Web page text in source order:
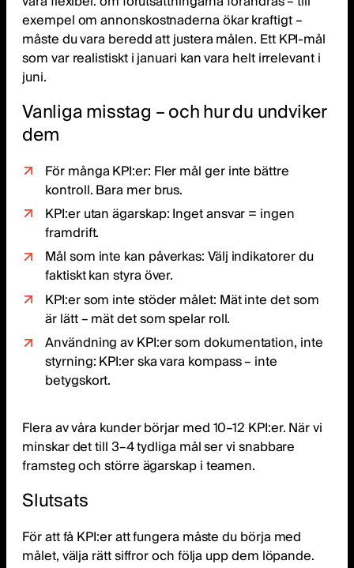
exempel om annonskostnaderna ökar kraftigt –
måste du vara beredd att justera målen. Ett KPI-mål
som var realistiskt i januari kan vara helt irrelevant i
juni.
Vanliga misstag – och hur du undviker
dem
För många KPI:er: Fler mål ger inte bättre
kontroll. Bara mer brus.
KPI:er utan ägarskap: Inget ansvar = ingen
framdrift.
Mål som inte kan påverkas: Välj indikatorer du
faktiskt kan styra över.
KPI:er som inte stöder målet: Mät inte det som
är lätt – mät det som spelar roll.
Användning av KPI:er som dokumentation, inte
styrning: KPI:er ska vara kompass – inte
betygskort.
Flera av våra kunder börjar med 10–12 KPI:er. När vi
minskar det till 3–4 tydliga mål ser vi snabbare
framsteg och större ägarskap i teamen.
Slutsats
För att få KPI:er att fungera måste du börja med
målet, välja rätt siffror och följa upp dem löpande.